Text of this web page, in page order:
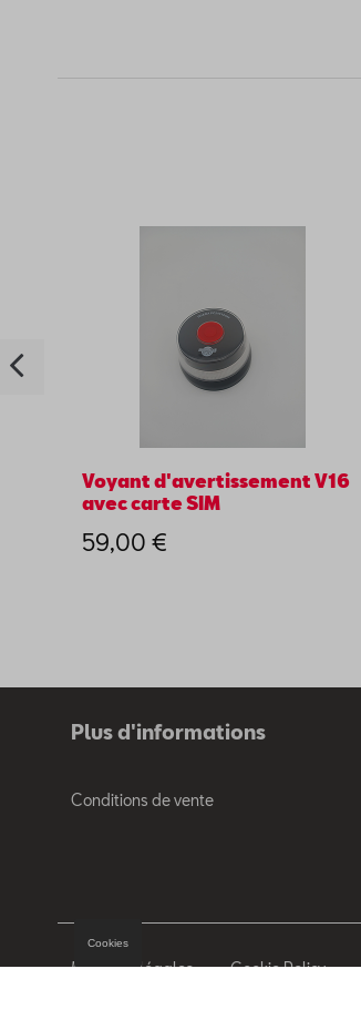
Voyant d'avertissement V16
avec carte SIM
59,00 €
Plus d'informations
Conditions de vente
Mentions légales Cookie Policy
Cookies